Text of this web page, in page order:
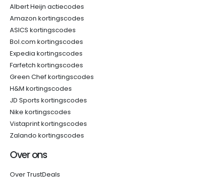
Albert Heijn actiecodes
Amazon kortingscodes
ASICS kortingscodes
Bol.com kortingscodes
Expedia kortingscodes
Farfetch kortingscodes
Green Chef kortingscodes
H&M kortingscodes
JD Sports kortingscodes
Nike kortingscodes
Vistaprint kortingscodes
Zalando kortingscodes
Over ons
Over TrustDeals